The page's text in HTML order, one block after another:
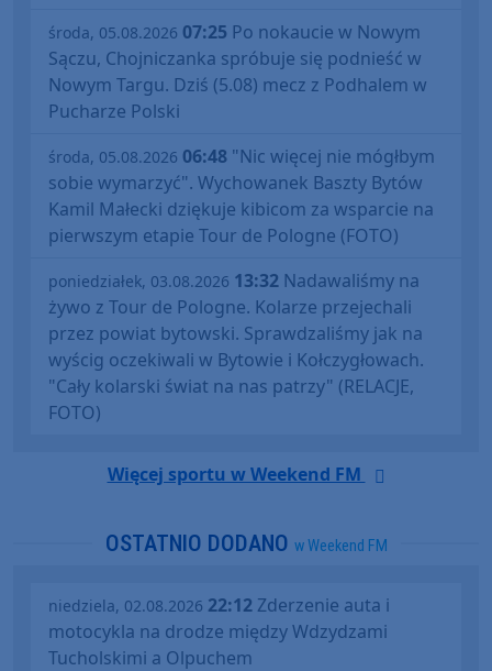
środa, 05.08.2026 07:25 Po nokaucie w Nowym
Sączu, Chojniczanka spróbuje się podnieść w
Nowym Targu. Dziś (5.08) mecz z Podhalem w
Pucharze Polski
środa, 05.08.2026 06:48 "Nic więcej nie mógłbym
sobie wymarzyć". Wychowanek Baszty Bytów
Kamil Małecki dziękuje kibicom za wsparcie na
pierwszym etapie Tour de Pologne (FOTO)
poniedziałek, 03.08.2026 13:32 Nadawaliśmy na
żywo z Tour de Pologne. Kolarze przejechali
przez powiat bytowski. Sprawdzaliśmy jak na
wyścig oczekiwali w Bytowie i Kołczygłowach.
"Cały kolarski świat na nas patrzy" (RELACJE,
FOTO)
Więcej sportu w Weekend FM
OSTATNIO DODANO w Weekend FM
niedziela, 02.08.2026 22:12 Zderzenie auta i
motocykla na drodze między Wdzydzami
Tucholskimi a Olpuchem